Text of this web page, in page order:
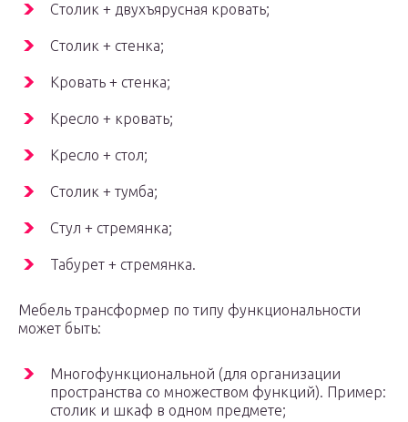
Столик + двухъярусная кровать;
Столик + стенка;
Кровать + стенка;
Кресло + кровать;
Кресло + стол;
Столик + тумба;
Стул + стремянка;
Табурет + стремянка.
Мебель трансформер по типу функциональности
может быть:
Многофункциональной (для организации
пространства со множеством функций). Пример:
столик и шкаф в одном предмете;